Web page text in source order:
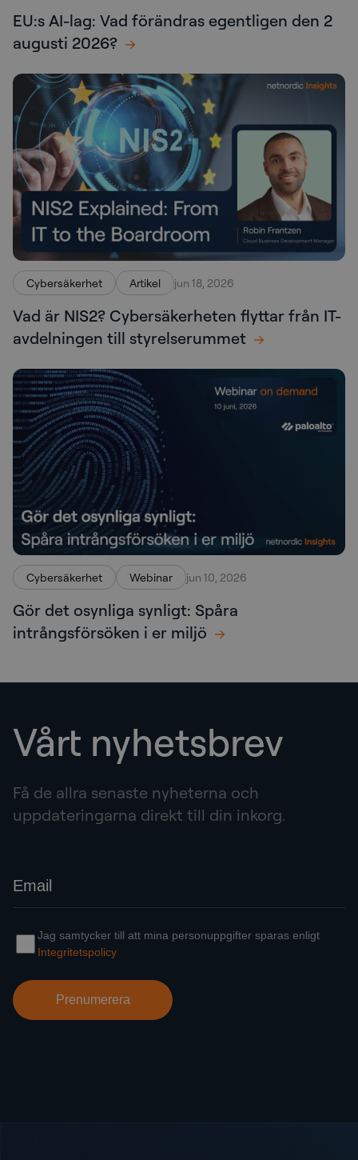
EU:s AI-lag: Vad förändras egentligen den 2
augusti 2026?
Cybersäkerhet Artikel jun 18, 2026
Vad är NIS2? Cybersäkerheten flyttar från IT-
avdelningen till styrelserummet
Cybersäkerhet Webinar jun 10, 2026
Gör det osynliga synligt: Spåra
intrångsförsöken i er miljö
Vårt nyhetsbrev
Få de allra senaste nyheterna och
uppdateringarna direkt till din inkorg.